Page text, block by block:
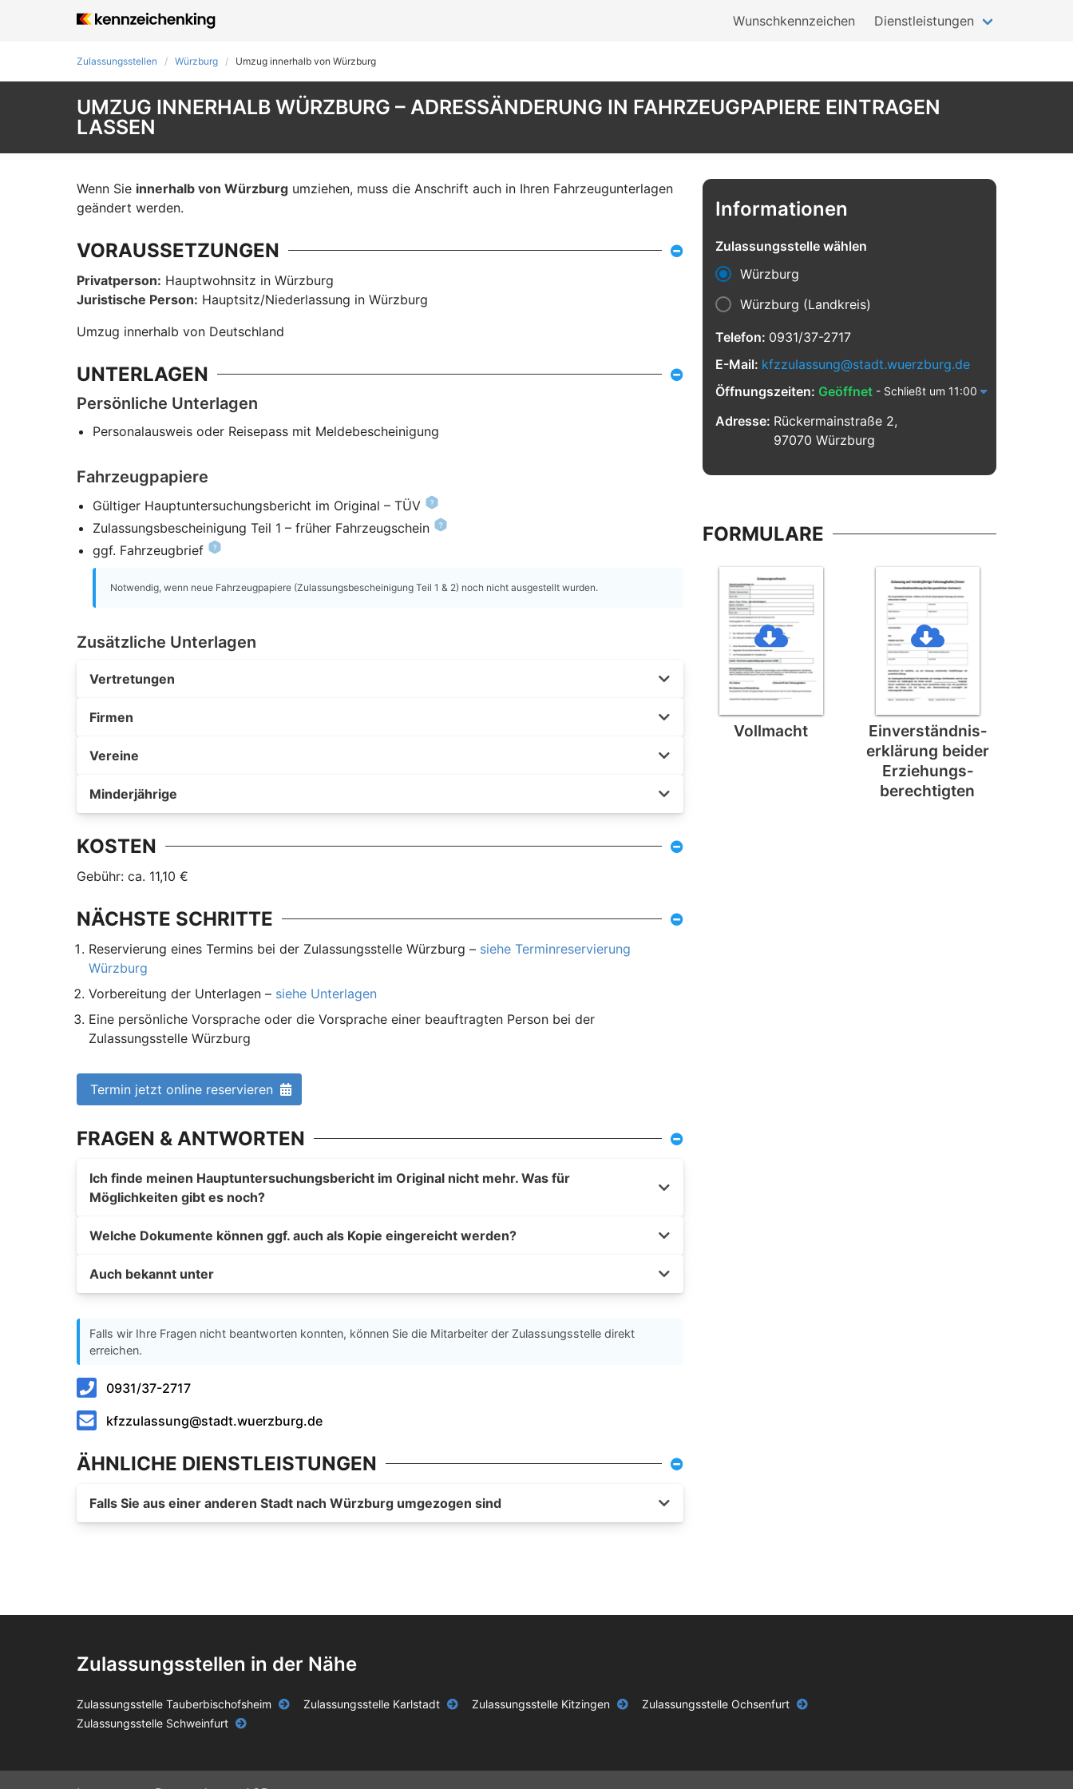
Wunschkennzeichen Dienstleistungen
Zulassungsstellen Würzburg Umzug innerhalb von Würzburg
UMZUG INNERHALB WÜRZBURG – ADRESSÄNDERUNG IN FAHRZEUGPAPIERE EINTRAGEN
LASSEN
Wenn Sie innerhalb von Würzburg umziehen, muss die Anschrift auch in Ihren Fahrzeugunterlagen
geändert werden.
VORAUSSETZUNGEN
Privatperson: Hauptwohnsitz in Würzburg
Juristische Person: Hauptsitz/Niederlassung in Würzburg
Umzug innerhalb von Deutschland
UNTERLAGEN
Persönliche Unterlagen
Personalausweis oder Reisepass mit Meldebescheinigung
Fahrzeugpapiere
Gültiger Hauptuntersuchungsbericht im Original – TÜV
Zulassungsbescheinigung Teil 1 – früher Fahrzeugschein
ggf. Fahrzeugbrief
Notwendig, wenn neue Fahrzeugpapiere (Zulassungsbescheinigung Teil 1 & 2) noch nicht ausgestellt wurden.
Zusätzliche Unterlagen
Vertretungen
Firmen
Vereine
Minderjährige
KOSTEN
Gebühr: ca. 11,10 €
NÄCHSTE SCHRITTE
Reservierung eines Termins bei der Zulassungsstelle Würzburg – siehe Terminreservierung
Würzburg
Vorbereitung der Unterlagen – siehe Unterlagen
Eine persönliche Vorsprache oder die Vorsprache einer beauftragten Person bei der
Zulassungsstelle Würzburg
Termin jetzt online reservieren
FRAGEN & ANTWORTEN
Ich finde meinen Hauptuntersuchungsbericht im Original nicht mehr. Was für
Möglichkeiten gibt es noch?
Welche Dokumente können ggf. auch als Kopie eingereicht werden?
Auch bekannt unter
Falls wir Ihre Fragen nicht beantworten konnten, können Sie die Mitarbeiter der Zulassungsstelle direkt
erreichen.
0931/37-2717
kfzzulassung@stadt.wuerzburg.de
ÄHNLICHE DIENSTLEISTUNGEN
Falls Sie aus einer anderen Stadt nach Würzburg umgezogen sind
Informationen
Zulassungsstelle wählen
Würzburg
Würzburg (Landkreis)
Telefon: 0931/37-2717
E-Mail: kfzzulassung@stadt.wuerzburg.de
Öffnungszeiten: Geöffnet - Schließt um 11:00
Adresse: Rückermainstraße 2,
97070 Würzburg
FORMULARE
Vollmacht
Einverständnis­
erklärung beider
Erziehungs­
berechtigten
Zulassungsstellen in der Nähe
Zulassungsstelle Tauberbischofsheim Zulassungsstelle Karlstadt Zulassungsstelle Kitzingen
Zulassungsstelle Ochsenfurt
Zulassungsstelle Schweinfurt